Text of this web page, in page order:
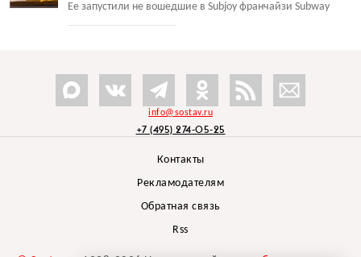
Ее запустили не вошедшие в Subjoy франчайзи Subway
info@sostav.ru
+7 (495) 274-05-25
Контакты
Рекламодателям
Обратная связь
Rss